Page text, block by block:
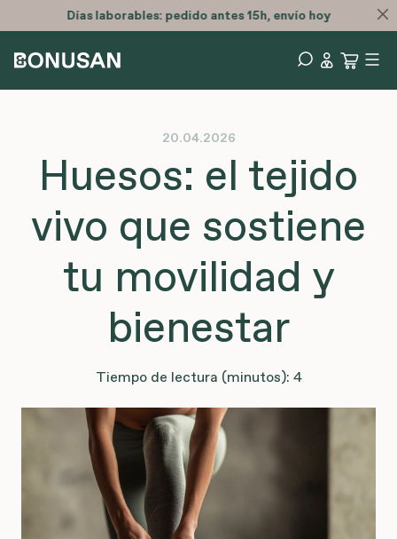
Días laborables: pedido antes 15h, envío hoy
20.04.2026
Huesos: el tejido
vivo que sostiene
tu movilidad y
bienestar
Tiempo de lectura (minutos): 4